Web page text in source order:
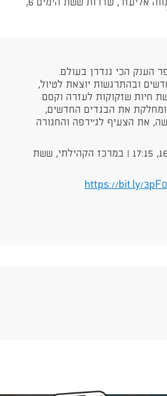
מרכז קהילתי נווה אליעזר, שדרות ששת הימים 6,
הענק הכי גנדרן בעולם.
ובהתרגשות יוצאת לטיול,
חיות שזקוקות לעזרה וקסם
את הבגדים החדשים,
את הצעיף לג'ירפה והחגורה
יום שלישי | 9.6 | 16:30, 17:15 | במרכז הקהילתי, ששת
https://bit.ly/